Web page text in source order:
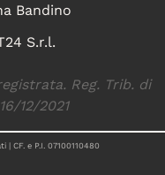
Bandino
S.r.l.
Reg. Trib. di
12/2021
CF. e P.I. 07100110480